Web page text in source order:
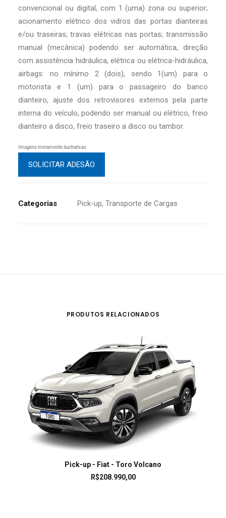
convencional ou digital, com 1 (uma) zona ou superior;
acionamento elétrico dos vidros das portas dianteiras
e/ou traseiras; travas elétricas nas portas; transmissão
manual (mecânica) podendo ser automática, direção
com assistência hidráulica, elétrica ou elétrica-hidráulica,
airbags: no mínimo 2 (dois), sendo 1(um) para o
motorista e 1 (um) para o passageiro do banco
dianteiro, ajuste dos retrovisores externos pela parte
interna do veículo, podendo ser manual ou elétrico, freio
dianteiro a disco, freio traseiro a disco ou tambor.
Imagens meramente ilustrativas
SOLICITAR ADESÃO
Categorias Pick-up, Transporte de Cargas
PRODUTOS RELACIONADOS
LEIA MAIS
Pick-up - Fiat - Toro Volcano
R$208.990,00